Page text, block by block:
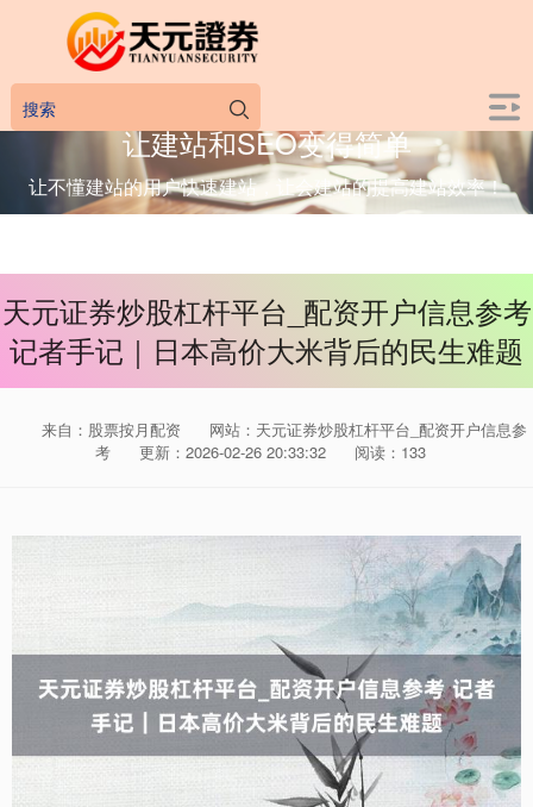
让建站和SEO变得简单
让不懂建站的用户快速建站，让会建站的提高建站效率！
天元证券炒股杠杆平台_配资开户信息参考
记者手记｜日本高价大米背后的民生难题
来自：股票按月配资
网站：天元证券炒股杠杆平台_配资开户信息参
考
更新：2026-02-26 20:33:32 阅读：133